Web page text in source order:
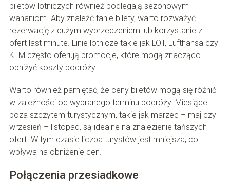
biletów lotniczych również podlegają sezonowym
wahaniom. Aby znaleźć tanie bilety, warto rozważyć
rezerwację z dużym wyprzedzeniem lub korzystanie z
ofert last minute. Linie lotnicze takie jak LOT, Lufthansa czy
KLM często oferują promocje, które mogą znacząco
obniżyć koszty podróży.
Warto również pamiętać, że ceny biletów mogą się różnić
w zależności od wybranego terminu podróży. Miesiące
poza szczytem turystycznym, takie jak marzec – maj czy
wrzesień – listopad, są idealne na znalezienie tańszych
ofert. W tym czasie liczba turystów jest mniejsza, co
wpływa na obniżenie cen.
Połączenia przesiadkowe